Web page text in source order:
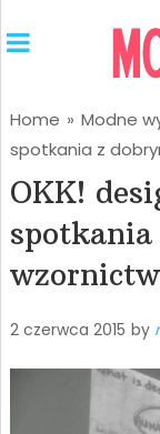
Home » Modne
spotkania z
OKK!
2 czerwca 2015 by